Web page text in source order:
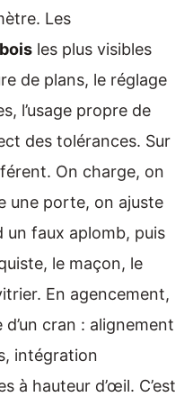
Les
les plus visibles
de plans, le réglage
l’usage propre de
des tolérances. Sur
On charge, on
une porte, on ajuste
faux aplomb, puis
le maçon, le
En agencement,
cran : alignement
intégration
à hauteur d’œil. C’est